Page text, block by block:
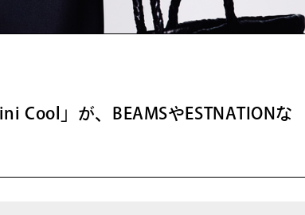
Cool」が、BEAMSやESTNATIONな